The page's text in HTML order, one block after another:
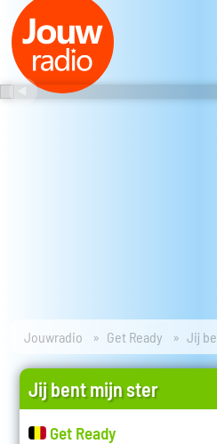
Jouwradio Get Ready Jij
Jij bent mijn ster
Get Ready